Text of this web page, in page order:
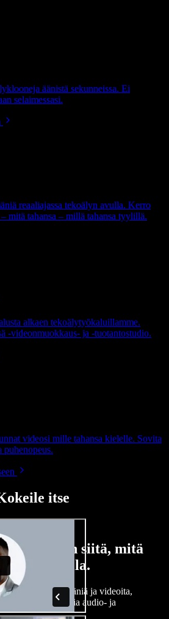
äänistä sekunneissa. Ei
selaimessasi.
reaaliajassa tekoälyn avulla. Kerro
mitä tahansa – millä tahansa tyylillä.
alkaen tekoälytyökaluillamme.
-videonmuokkaus- ja -tuotantostudio.
videosi mille tahansa kielelle. Sovita
puhenopeus.
itse
maistiainen siitä, mitä
Studiolla.
kuvia, ääniä ja videoita,
vaikuttavia audio- ja